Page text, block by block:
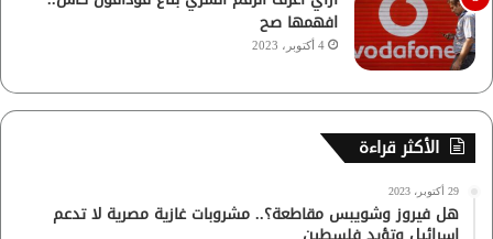
افهمها صح
4 أكتوبر، 2023
الأكثر قراءة
29 أكتوبر، 2023
هل فيروز وشويبس مقاطعة؟.. مشروبات غازية مصرية لا تدعم